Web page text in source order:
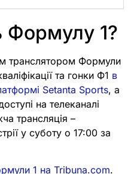
Формулу 1?
транслятором Формули
та гонки Ф1 в
Setanta Sports, а
на телеканалі
трансляція –
у суботу о 17:00 за
1 на Tribuna.com.